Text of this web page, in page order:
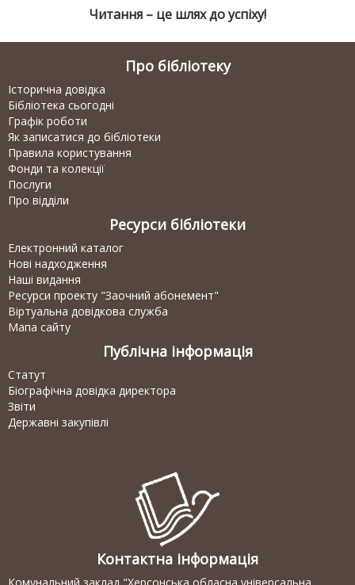
Читання – це шлях до успіху!
Про бібліотеку
Історична довідка
Бібліотека сьогодні
Графік роботи
Як записатися до бібліотеки
Правила користування
Фонди та колекції
Послуги
Про відділи
Ресурси бібліотеки
Електронний каталог
Нові надходження
Наші видання
Ресурси проекту "Заочний абонемент"
Віртуальна довідкова служба
Мапа сайту
Публічна інформація
Статут
Біографічна довідка директора
Звіти
Державні закупівлі
Контактна інформація
Комунальний заклад "Херсонська обласна універсальна